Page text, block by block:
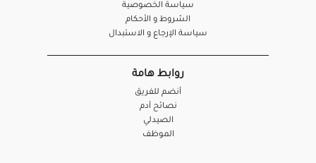
سياسة الخصوصية
الشروط و الأحكام
سياسة الإرجاع و الاستبدال
روابط هامة
أنضم للفريق
نصائح آدم
الصيدلي
الموظف